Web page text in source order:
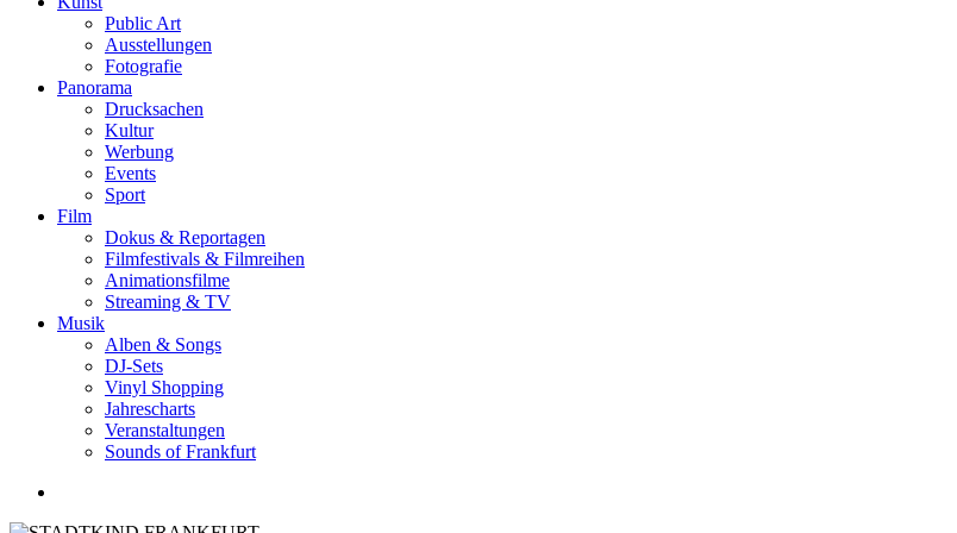
Public Art
Ausstellungen
Fotografie
Panorama
Drucksachen
Kultur
Werbung
Events
Sport
Film
Dokus & Reportagen
Filmfestivals & Filmreihen
Animationsfilme
Streaming & TV
Musik
Alben & Songs
DJ-Sets
Vinyl Shopping
Jahrescharts
Veranstaltungen
Sounds of Frankfurt